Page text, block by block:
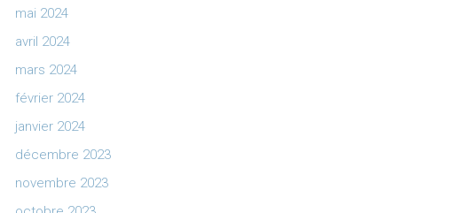
mai 2024
avril 2024
mars 2024
février 2024
janvier 2024
décembre 2023
novembre 2023